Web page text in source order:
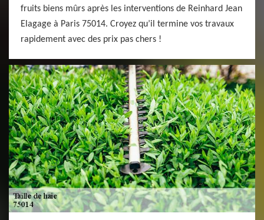
fruits biens mûrs après les interventions de Reinhard Jean
Elagage à Paris 75014. Croyez qu’il termine vos travaux
rapidement avec des prix pas chers !